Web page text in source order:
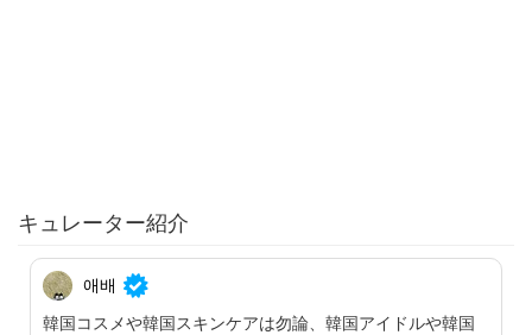
キュレーター紹介
애배
韓国コスメや韓国スキンケアは勿論、韓国アイドルや韓国